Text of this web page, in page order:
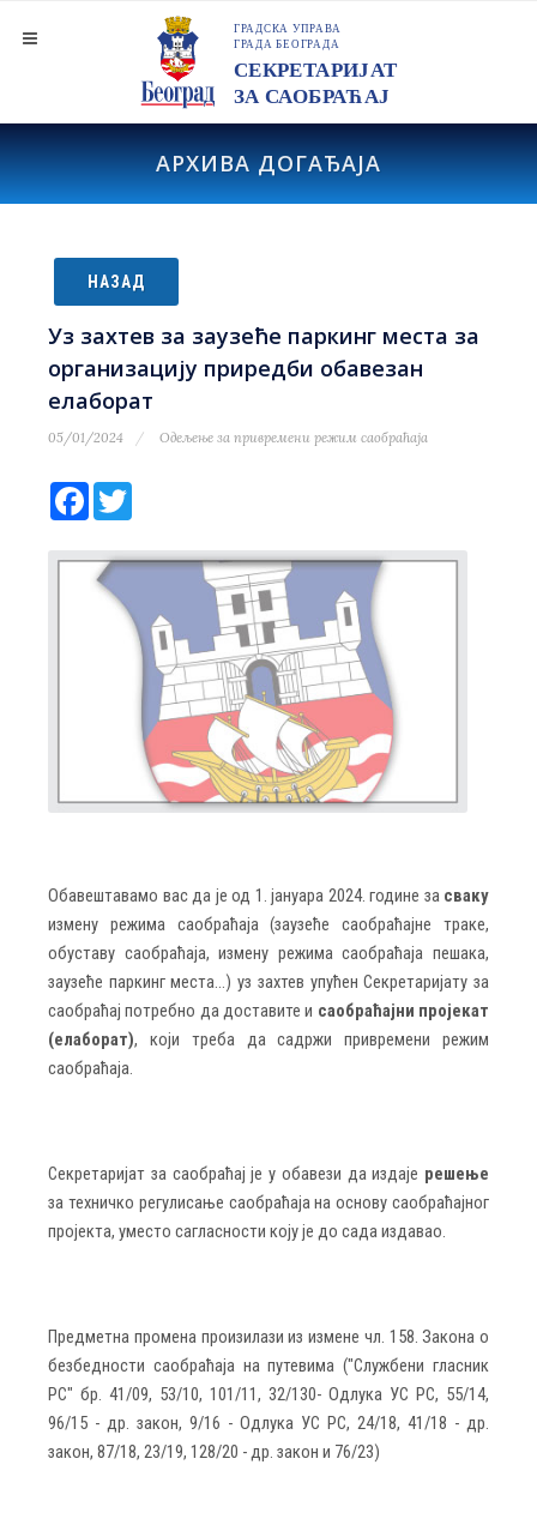
АРХИВА ДОГАЂАЈА
НАЗАД
Уз захтев за заузеће паркинг места за
организацију приредби обавезан
елаборат
05/01/2024 Одељење за привремени режим саобраћаја
Facebook
Обавештавамо вас да је од 1. јануара 2024. године за сваку
измену режима саобраћаја (заузеће саобраћајне траке,
обуставу саобраћаја, измену режима саобраћаја пешака,
заузеће паркинг места...) уз захтев упућен Секретаријату за
саобраћај потребно да доставите и саобраћајни пројекат
(елаборат), који треба да садржи привремени режим
саобраћаја.
Секретаријат за саобраћај је у обавези да издаје решење
за техничко регулисање саобраћаја на основу саобраћајног
пројекта, уместо сагласности коју је до сада издавао.
Предметна промена произилази из измене чл. 158.Закона о
безбедности саобраћаја на путевима ("Службени гласник
РС" бр. 41/09, 53/10, 101/11, 32/130- Одлука УС РС, 55/14,
96/15 - др. закон, 9/16 - Одлука УС РС, 24/18, 41/18 - др.
закон, 87/18, 23/19, 128/20 -др. закон и 76/23)